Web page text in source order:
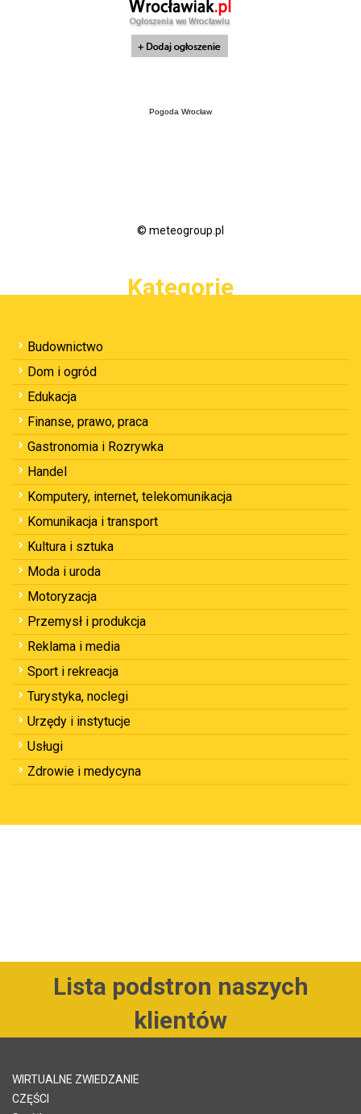
Pogoda Wrocław
© meteogroup.pl
Kategorie
Budownictwo
Dom i ogród
Edukacja
Finanse, prawo, praca
Gastronomia i Rozrywka
Handel
Komputery, internet, telekomunikacja
Komunikacja i transport
Kultura i sztuka
Moda i uroda
Motoryzacja
Przemysł i produkcja
Reklama i media
Sport i rekreacja
Turystyka, noclegi
Urzędy i instytucje
Usługi
Zdrowie i medycyna
Lista podstron naszych
klientów
WIRTUALNE ZWIEDZANIE
CZĘŚCI